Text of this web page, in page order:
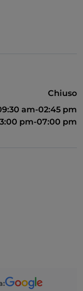
Chiuso
am-02:45 pm
pm-07:00 pm